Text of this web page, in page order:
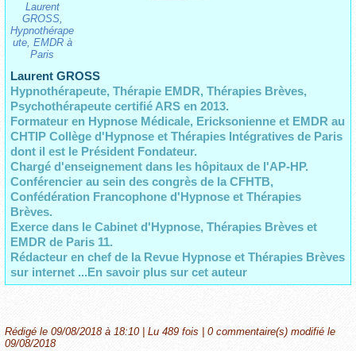
Laurent
GROSS,
Hypnothérape
ute, EMDR à
Paris
Laurent GROSS
Hypnothérapeute, Thérapie EMDR, Thérapies Brèves,
Psychothérapeute certifié ARS en 2013.
Formateur en Hypnose Médicale, Ericksonienne et EMDR au
CHTIP Collège d'Hypnose et Thérapies Intégratives de Paris
dont il est le Président Fondateur.
Chargé d'enseignement dans les hôpitaux de l'AP-HP.
Conférencier au sein des congrès de la CFHTB,
Confédération Francophone d'Hypnose et Thérapies
Brèves.
Exerce dans le Cabinet d'Hypnose, Thérapies Brèves et
EMDR de Paris 11.
Rédacteur en chef de la Revue Hypnose et Thérapies Brèves
sur internet ...En savoir plus sur cet auteur
Rédigé le 09/08/2018 à 18:10 | Lu 489 fois | 0commentaire(s) modifié le
09/08/2018